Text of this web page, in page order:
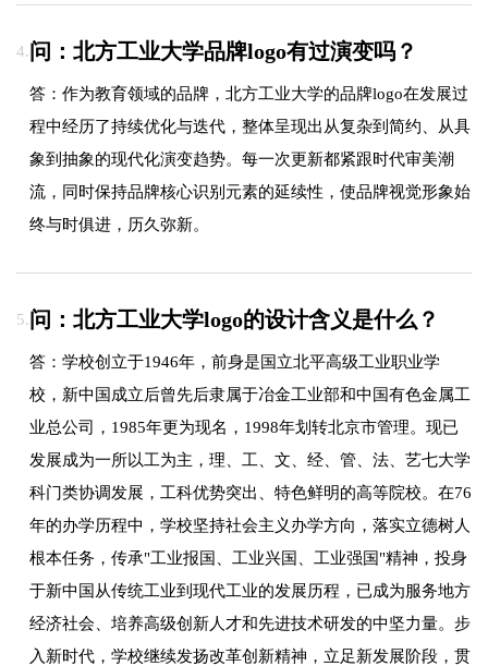
4.问：北方工业大学品牌logo有过演变吗？
答：作为教育领域的品牌，北方工业大学的品牌logo在发展过
程中经历了持续优化与迭代，整体呈现出从复杂到简约、从具
象到抽象的现代化演变趋势。每一次更新都紧跟时代审美潮
流，同时保持品牌核心识别元素的延续性，使品牌视觉形象始
终与时俱进，历久弥新。
5.问：北方工业大学logo的设计含义是什么？
答：学校创立于1946年，前身是国立北平高级工业职业学
校，新中国成立后曾先后隶属于冶金工业部和中国有色金属工
业总公司，1985年更为现名，1998年划转北京市管理。现已
发展成为一所以工为主，理、工、文、经、管、法、艺七大学
科门类协调发展，工科优势突出、特色鲜明的高等院校。在76
年的办学历程中，学校坚持社会主义办学方向，落实立德树人
根本任务，传承"工业报国、工业兴国、工业强国"精神，投身
于新中国从传统工业到现代工业的发展历程，已成为服务地方
经济社会、培养高级创新人才和先进技术研发的中坚力量。步
入新时代，学校继续发扬改革创新精神，立足新发展阶段，贯